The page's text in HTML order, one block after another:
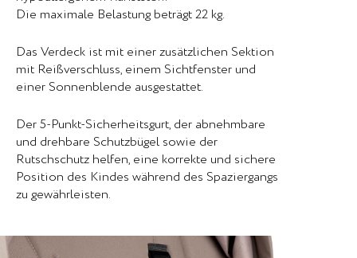
Die maximale Belastung beträgt 22 kg.
Das Verdeck ist mit einer zusätzlichen Sektion
mit Reißverschluss, einem Sichtfenster und
einer Sonnenblende ausgestattet.
Der 5-Punkt-Sicherheitsgurt, der abnehmbare
und drehbare Schutzbügel sowie der
Rutschschutz helfen, eine korrekte und sichere
Position des Kindes während des Spaziergangs
zu gewährleisten.